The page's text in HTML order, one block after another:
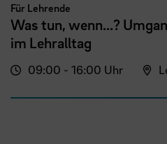
Für Lehrende
Was tun, wenn...?
im Lehralltag
09:00 - 16:00 Uhr